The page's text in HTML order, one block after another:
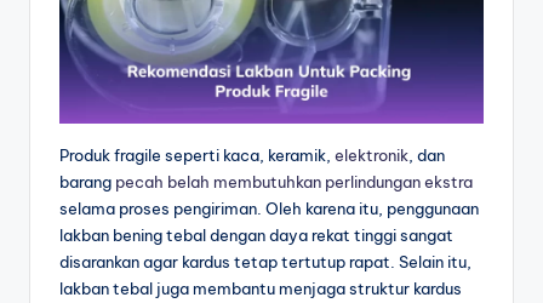
Produk fragile seperti kaca, keramik, elektronik , dan
barang pecah belah membutuhkan perlindungan ekstra
selama proses pengiriman. Oleh karena itu, penggunaan
lakban bening tebal dengan daya rekat tinggi sangat
disarankan agar kardus tetap tertutup rapat. Selain itu,
lakban tebal juga membantu menjaga struktur kardus